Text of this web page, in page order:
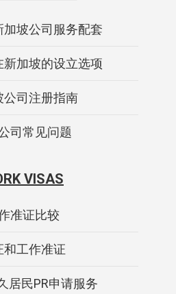
加坡公司服务配套
新加坡的设立选项
公司注册指南
司常见问题
VISAS
准证比较
和工作准证
居民PR申请服务